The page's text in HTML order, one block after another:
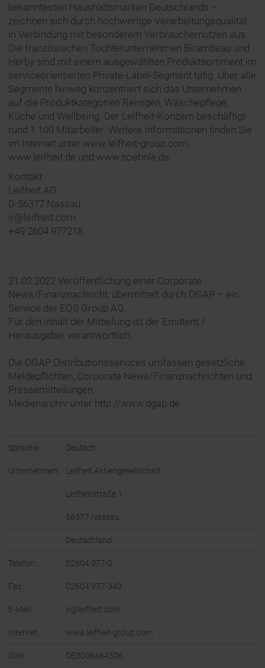
bekanntesten Haushaltsmarken Deutschlands –
zeichnen sich durch hochwertige Verarbeitungsqualität
in Verbindung mit besonderem Verbrauchernutzen aus.
Die französischen Tochterunternehmen Birambeau und
Herby sind mit einem ausgewählten Produktsortiment im
serviceorientierten Private-Label-Segment tätig. Über alle
Segmente hinweg konzentriert sich das Unternehmen
auf die Produktkategorien Reinigen, Wäschepflege,
Küche und Wellbeing. Der Leifheit-Konzern beschäftigt
rund 1.100 Mitarbeiter. Weitere Informationen finden Sie
im Internet unter www.leifheit-group.com,
www.leifheit.de und www.soehnle.de.
Kontakt:
Leifheit AG
D-56377 Nassau
ir@leifheit.com
+49 2604 977218
21.02.2022 Veröffentlichung einer Corporate
News/Finanznachricht, übermittelt durch DGAP – ein
Service der EQS Group AG.
Für den Inhalt der Mitteilung ist der Emittent /
Herausgeber verantwortlich.
Die DGAP Distributionsservices umfassen gesetzliche
Meldepflichten, Corporate News/Finanznachrichten und
Pressemitteilungen.
Medienarchiv unter http://www.dgap.de
Sprache: Deutsch
Unternehmen: Leifheit Aktiengesellschaft
Leifheitstraße 1
56377 Nassau
Deutschland
Telefon: 02604 977-0
Fax: 02604 977-340
E-Mail: ir@leifheit.com
Internet: www.leifheit-group.com
ISIN: DE0006464506